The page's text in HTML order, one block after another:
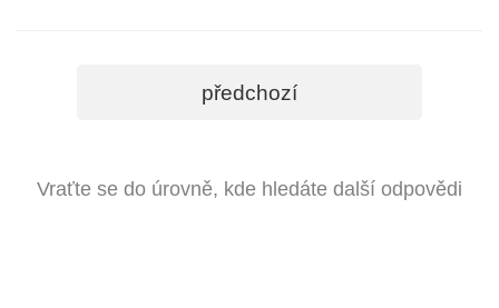
předchozí
Vraťte se do úrovně, kde hledáte další odpovědi